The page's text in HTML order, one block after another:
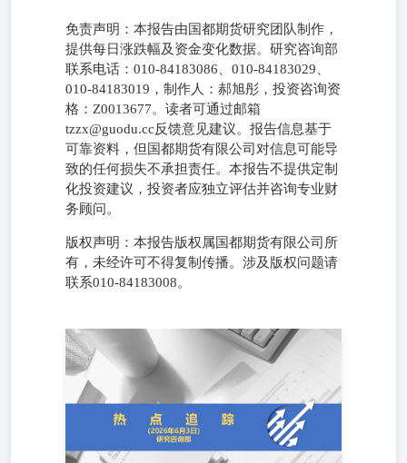
免责声明：本报告由国都期货研究团队制作，
提供每日涨跌幅及资金变化数据。研究咨询部
联系电话：010-84183086、010-84183029、
010-84183019，制作人：郝旭彤，投资咨询资
格：Z0013677。读者可通过邮箱
tzzx@guodu.cc反馈意见建议。报告信息基于
可靠资料，但国都期货有限公司对信息可能导
致的任何损失不承担责任。本报告不提供定制
化投资建议，投资者应独立评估并咨询专业财
务顾问。
版权声明：本报告版权属国都期货有限公司所
有，未经许可不得复制传播。涉及版权问题请
联系010-84183008。
每日涨跌幅及资金变化 免责声明： 研究咨询部电话：010-
84183086010-84183029010-84183019制作人：郝旭彤投资咨
询资格：Z0013677 如果您对本报告有任何意见或建议，请
致信于国都信箱(tzzx@guodu.cc），欢迎您及时告诉我们您
对本刊的任何想法！本刊所有信息均建立在可靠的资料来源
基础上。我们力求能为您提供精确的数据，客观的分析和全
面的观点。但我们必须声明，对所有信息可能导致的任何损